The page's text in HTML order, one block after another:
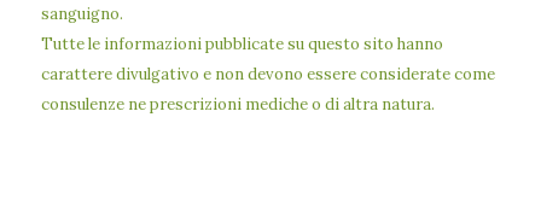
sanguigno.
Tutte le informazioni pubblicate su questo sito hanno
carattere divulgativo e non devono essere considerate come
consulenze ne prescrizioni mediche o di altra natura.